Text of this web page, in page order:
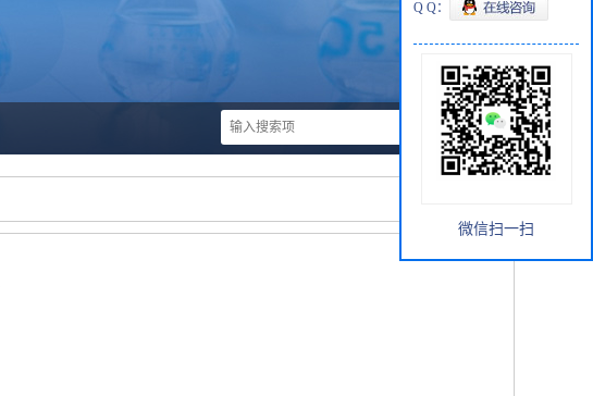
Q Q：
微信扫一扫